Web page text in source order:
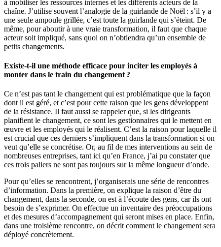
à mobiliser les ressources internes et les différents acteurs de la
chaîne. J’utilise souvent l’analogie de la guirlande de Noël : s’il y a
une seule ampoule grillée, c’est toute la guirlande qui s’éteint. De
même, pour aboutir à une vraie transformation, il faut que chaque
acteur soit impliqué, sans quoi on n’obtiendra qu’un ensemble de
petits changements.
Existe-t-il une méthode efficace pour inciter les employés à
monter dans le train du changement ?
Ce n’est pas tant le changement qui est problématique que la façon
dont il est géré, et c’est pour cette raison que les gens développent
de la résistance. Il faut aussi se rappeler que, si les dirigeants
planifient le changement, ce sont les gestionnaires qui le mettent en
œuvre et les employés qui le réalisent. C’est la raison pour laquelle il
est crucial que ces derniers s’impliquent dans la transformation si on
veut qu’elle se concrétise. Or, au fil de mes interventions au sein de
nombreuses entreprises, tant ici qu’en France, j’ai pu constater que
ces trois paliers ne sont pas toujours sur la même longueur d’onde.
Pour qu’elles se rencontrent, j’organiserais une série de rencontres
d’information. Dans la première, on explique la raison d’être du
changement, dans la seconde, on est à l’écoute des gens, car ils ont
besoin de s’exprimer. On effectue un inventaire des préoccupations
et des mesures d’accompagnement qui seront mises en place. Enfin,
dans une troisième rencontre, on décrit comment le changement sera
déployé concrètement.